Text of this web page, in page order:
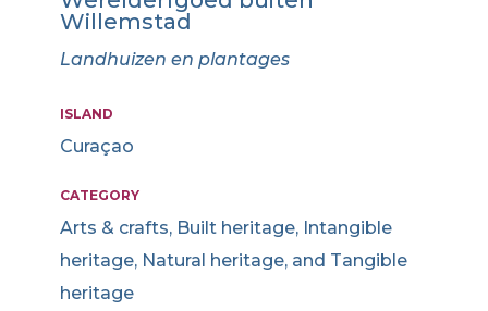
Willemstad
Landhuizen en plantages
ISLAND
Curaçao
CATEGORY
Arts & crafts, Built heritage, Intangible
heritage, Natural heritage, and Tangible
heritage